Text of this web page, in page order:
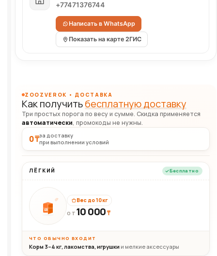
+77471376744
Написать в WhatsApp
Показать на карте 2ГИС
ZOOZVEROK • ДОСТАВКА
Как получитьбесплатную доставку
Три простых порога по весу и сумме. Скидка применяется
автоматически, промокоды не нужны.
0 ₸за доставку
при выполнении условий
ЛЁГКИЙ Бесплатно
10кг
Вес до 10 кг
ОТ 10 000₸
ЧТО ОБЫЧНО ВХОДИТ
Корм 3–4 кг, лакомства, игрушки и мелкие аксессуары